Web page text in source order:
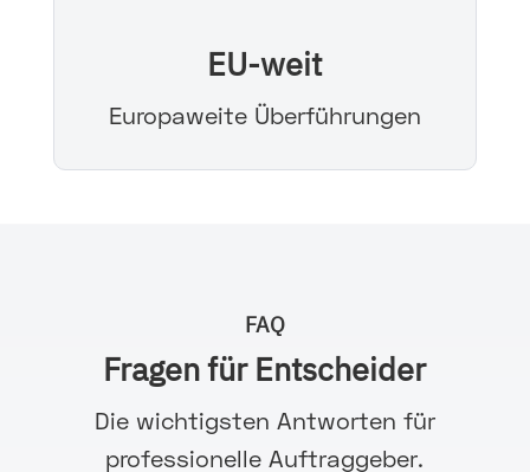
EU-weit
Europaweite Überführungen
FAQ
Fragen für Entscheider
Die wichtigsten Antworten für
professionelle Auftraggeber.